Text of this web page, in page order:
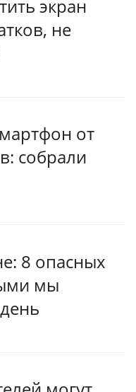
экран
не
от
собрали
8 опасных
мы